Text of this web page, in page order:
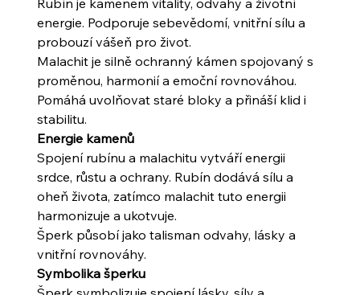
energie. Podporuje sebevědomí, vnitřní sílu a
probouzí vášeň pro život.
Malachit je silně ochranný kámen spojovaný s
proměnou, harmonií a emoční rovnováhou.
Pomáhá uvolňovat staré bloky a přináší klid i
stabilitu.
Energie kamenů
Spojení rubínu a malachitu vytváří energii
srdce, růstu a ochrany. Rubín dodává sílu a
oheň života, zatímco malachit tuto energii
harmonizuje a ukotvuje.
Šperk působí jako talisman odvahy, lásky a
vnitřní rovnováhy.
Symbolika šperku